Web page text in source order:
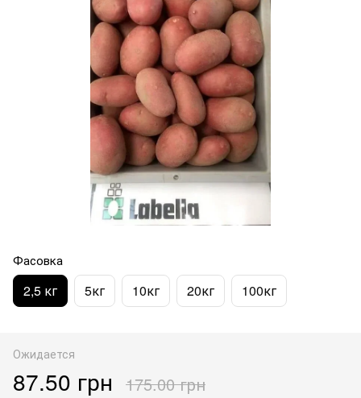
Фасовка
2,5 кг 5кг 10кг 20кг 100кг
Ожидается
87.50 грн 175.00 грн